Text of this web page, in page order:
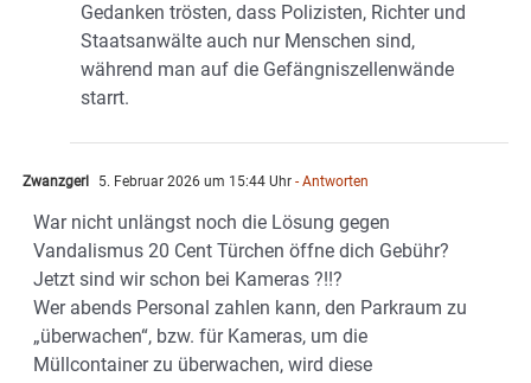
Gedanken trösten, dass Polizisten, Richter und
Staatsanwälte auch nur Menschen sind,
während man auf die Gefängniszellenwände
starrt.
Zwanzgerl 5. Februar 2026 um 15:44 Uhr - Antworten
War nicht unlängst noch die Lösung gegen
Vandalismus 20 Cent Türchen öffne dich Gebühr?
Jetzt sind wir schon bei Kameras ?!!?
Wer abends Personal zahlen kann, den Parkraum zu
„überwachen“, bzw. für Kameras, um die
Müllcontainer zu überwachen, wird diese